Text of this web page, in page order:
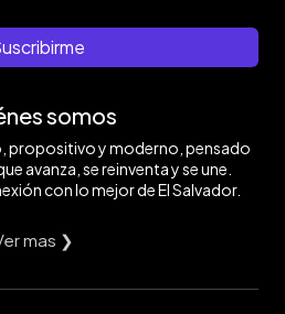
somos
propositivo y moderno, pensado
avanza, se reinventa y se une.
con lo mejor de El Salvador.
mas ❯